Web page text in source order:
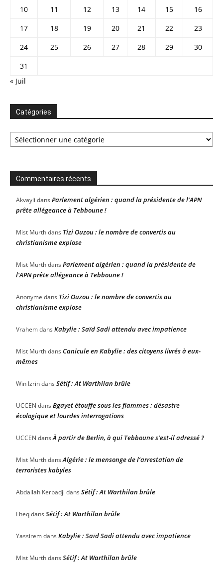
10
11 12 13 14 15
16
17
18 19 20 21 22
23
24
25 26 27 28 29
30
31
« Juil
Catégories
Catégories
Commentaires récents
Akvayli dans Parlement algérien : quand la présidente de l’APN
prête allégeance à Tebboune !
Mist Murthdans Tizi Ouzou : le nombre de convertis au
christianisme explose
Mist Murthdans Parlement algérien : quand la présidente de
l’APN prête allégeance à Tebboune !
Anonyme dans Tizi Ouzou : le nombre de convertis au
christianisme explose
Vrahemdans Kabylie : Saïd Sadi attendu avec impatience
Mist Murthdans Canicule en Kabylie : des citoyens livrés à eux-
mêmes
Win Izrindans Sétif : At Warthilan brûle
UCCEN dans Bgayet étouffe sous les flammes : désastre
écologique et lourdes interrogations
UCCEN dansÀ partir de Berlin, à qui Tebboune s’est-il adressé ?
Mist MurthdansAlgérie : le mensonge de l’arrestation de
terroristes kabyles
Abdallah Kerbadji dans Sétif : At Warthilan brûle
Lheqdans Sétif : At Warthilan brûle
Yassiremdans Kabylie : Saïd Sadi attendu avec impatience
Mist Murthdans Sétif : At Warthilan brûle